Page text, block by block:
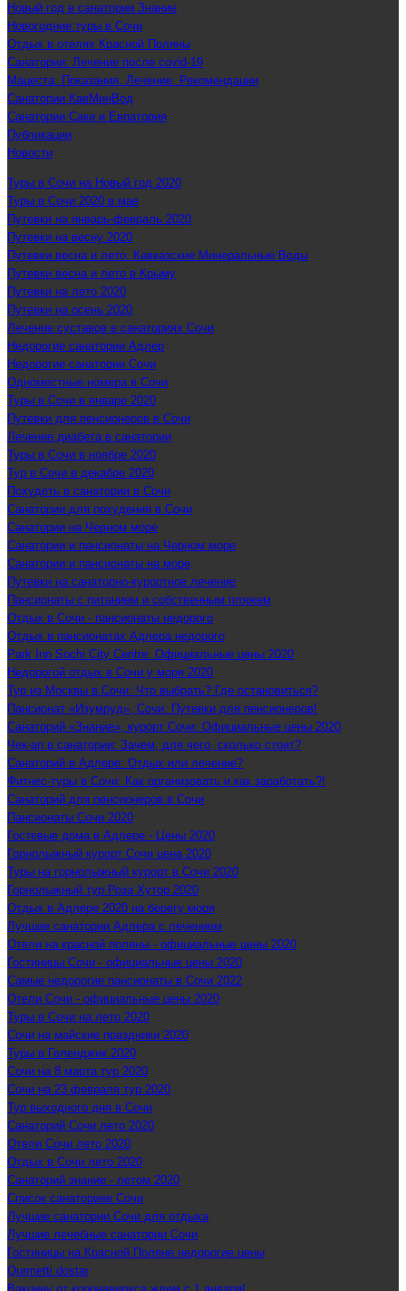
Новый год в санатории Знание
Новогодние туры в Сочи
Отдых в отелях Красной Поляны
Санатории: Лечение после covid-19
Мацеста: Показания. Лечение. Рекомендации
Санатории КавМинВод
Санатории Саки и Евпатория
Публикации
Новости
Туры в Сочи на Новый год 2020
Туры в Сочи 2020 в мае
Путевки на январь-февраль 2020
Путевки на весну 2020
Путевки весна и лето. Кавказские Минеральные Воды
Путевки весна и лето в Крыму
Путевки на лето 2020
Путевки на осень 2020
Лечение суставов в санаториях Сочи
Недорогие санатории Адлер
Недорогие санатории Сочи
Одноместные номера в Сочи
Туры в Сочи в январе 2020
Путевки для пенсионеров в Сочи
Лечение диабета в санатории
Туры в Сочи в ноябре 2020
Тур в Сочи в декабре 2020
Похудеть в санатории в Сочи
Санатории для похудения в Сочи
Санатории на Черном море
Санатории и пансионаты на Черном море
Санатории и пансионаты на море
Путевки на санаторно-курортное лечение
Пансионаты с питанием и собственным пляжем
Отдых в Сочи - пансионаты недорого
Отдых в пансионатах Адлера недорого
Park Inn Sochi City Centre: Официальные цены 2020
Недорогой отдых в Сочи у моря 2020
Тур из Москвы в Сочи: Что выбрать? Где остановиться?
Пансионат «Изумруд», Сочи: Путевки для пенсионеров!
Санаторий «Знание», курорт Сочи: Официальные цены 2020
Чек-ап в санатории: Зачем, для чего, сколько стоит?
Санаторий в Адлере: Отдых или лечение?
Фитнес-туры в Сочи: Как организовать и как заработать?!
Санаторий для пенсионеров в Сочи
Пансионаты Сочи 2020
Гостевые дома в Адлере - Цены 2020
Горнолыжный курорт Сочи цена 2020
Туры на горнолыжный курорт в Сочи 2020
Горнолыжный тур Роза Хутор 2020
Отдых в Адлере 2020 на берегу моря
Лучшие санатории Адлера с лечением
Отели на красной поляны - официальные цены 2020
Гостиницы Сочи - официальные цены 2020
Самые недорогие пансионаты в Сочи 2022
Отели Сочи - официальные цены 2020
Туры в Сочи на лето 2020
Сочи на майские праздники 2020
Туры в Геленджик 2020
Сочи на 8 марта тур 2020
Сочи на 23 февраля тур 2020
Тур выходного дня в Сочи
Санаторий Сочи лето 2020
Отели Сочи лето 2020
Отдых в Сочи лето 2020
Санаторий знание - летом 2020
Список санаториев Сочи
Лучшие санатории Сочи для отдыха
Лучшие лечебные санатории Сочи
Гостиницы на Красной Поляне недорогие цены
Qurmetti dostar